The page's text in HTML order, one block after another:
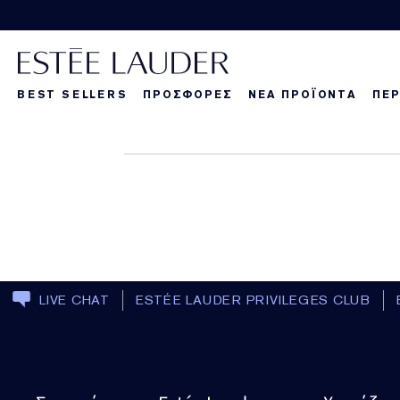
BEST SELLERS ΠΡΟΣΦΟΡΕΣ ΝΕΑ ΠΡΟΪΟΝΤΑ
La DangereuseΤα νέα μας
Τα νέα μας
LIVE CHAT ESTÉE LAUDER PRIVILEGES CLUB